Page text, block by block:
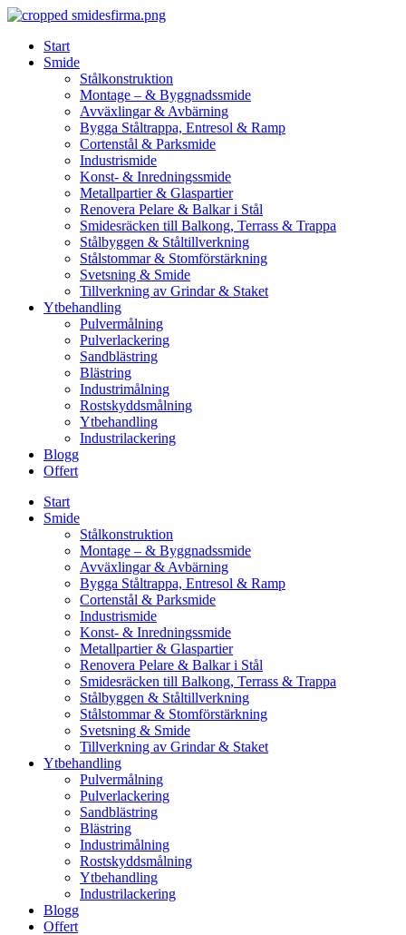
Skip
contentStart
Smide
Stålkonstruktion
Montage – & Byggnadssmide
Avväxlingar & Avbärning
Bygga Ståltrappa, Entresol & Ramp
Cortenstål & Parksmide
Industrismide
Konst- & Inredningssmide
Metallpartier & Glaspartier
Renovera Pelare & Balkar i Stål
Smidesräcken till Balkong, Terrass & Trappa
Stålbyggen & Ståltillverkning
Stålstommar & Stomförstärkning
Svetsning & Smide
Tillverkning av Grindar & Staket
Ytbehandling
Pulvermålning
Pulverlackering
Sandblästring
Blästring
Industrimålning
Rostskyddsmålning
Ytbehandling
Industrilackering
Blogg
Offert
Start
Smide
Stålkonstruktion
Montage – & Byggnadssmide
Avväxlingar & Avbärning
Bygga Ståltrappa, Entresol & Ramp
Cortenstål & Parksmide
Industrismide
Konst- & Inredningssmide
Metallpartier & Glaspartier
Renovera Pelare & Balkar i Stål
Smidesräcken till Balkong, Terrass & Trappa
Stålbyggen & Ståltillverkning
Stålstommar & Stomförstärkning
Svetsning & Smide
Tillverkning av Grindar & Staket
Ytbehandling
Pulvermålning
Pulverlackering
Sandblästring
Blästring
Industrimålning
Rostskyddsmålning
Ytbehandling
Industrilackering
Blogg
Offert